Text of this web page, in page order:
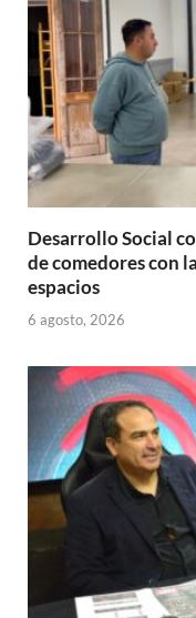
Desarrollo Social
de comedores con
espacios
6 agosto, 2026